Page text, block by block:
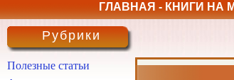
ГЛАВНАЯ - КНИГИ НА
Рубрики
Полезные статьи